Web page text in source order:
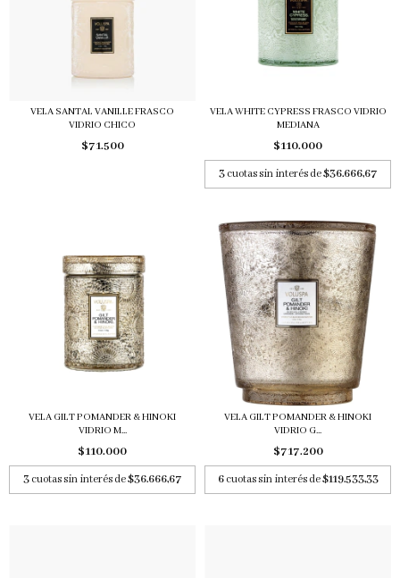
VELA SANTAL VANILLE FRASCO
VIDRIO CHICO
$71.500
VELA WHITE CYPRESS FRASCO VIDRIO
MEDIANA
$110.000
3 cuotas sin interés de$36.666,67
VELA GILT POMANDER & HINOKI
VIDRIO M...
$110.000
3 cuotas sin interés de$36.666,67
VELA GILT POMANDER & HINOKI
VIDRIO G...
$717.200
6cuotas sin interés de$119.533,33